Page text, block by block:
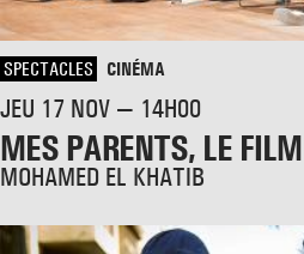
SPECTACLES CINÉMA
JEU 17 NOV — 14H00
MES PARENTS, LE FILM
MOHAMED EL KHATIB